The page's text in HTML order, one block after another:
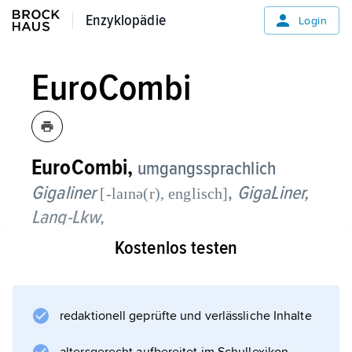
Enzyklopädie
Enzyklopädie Login
EuroCombi
EuroCombi, umgangssprachlich
Gigaliner [-laɪnə(r), englisch], GigaLiner,
Lang-Lkw,
Schwerlastkraftwagen mit bis zu 60 t
Gesamtgewicht zunächst im Rahmen eines
Kostenlos testen
redaktionell geprüfte und verlässliche Inhalte